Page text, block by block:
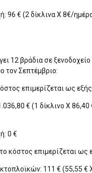
96 € (2 δίκλινα Χ 8€/
12 βράδια σε
τον Σεπτέμβριο:
επιμερίζεται ως
€ (1 δίκλινο Χ
0 €
κόστος επιμερίζεται ως
111 € (55,55 €